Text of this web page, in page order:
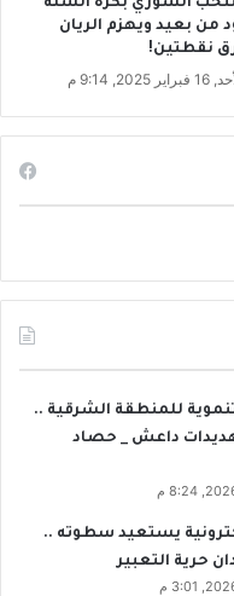
من بعيد ويهزم الريان
نقطتين!
2025, 9:14 م
للمنطقة الشرقية ..
داعش _ حصاد
يستعيد سطوته ..
حرية التعبير